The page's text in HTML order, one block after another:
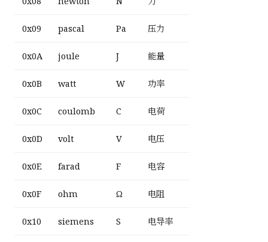
0x09 pascal Pa 压力
0x0A joule J 能量
0x0B watt W 功率
0x0C coulomb C 电荷
0x0D volt V 电压
0x0E farad F 电容
0x0F ohm Ω 电阻
0x10 siemens S 电导率